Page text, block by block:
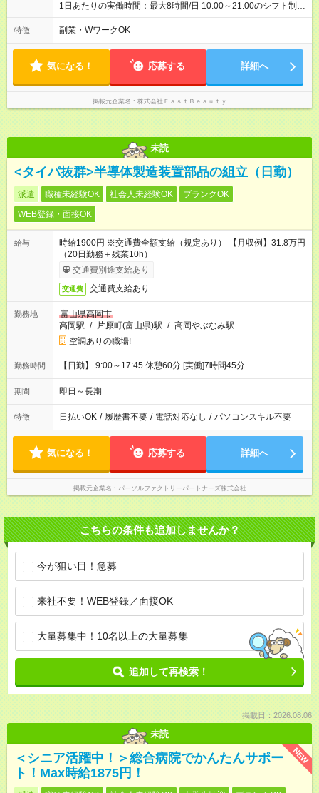
1日あたりの実働時間：最大8時間/日 10:00～21:00のシフト制
週2日～、1日5時間～OK シフトはご希望を伺いながら相談のう
え決定します 扶養内勤務・ダブルワークOK
特徴 副業・WワークOK
気になる！ 応募する 詳細へ
掲載元企業名 株式会社ＦａｓｔＢｅａｕｔｙ
未読
<タイパ抜群>半導体製造装置部品の組立（日勤）
派遣 職種未経験OK 社会人未経験OK
ブランクOK
WEB登録・面接OK
給与
時給1900円 ※交通費全額支給（規定あり） 【月収例】31.8万円
（20日勤務＋残業10h）
交通費別途支給あり
交通費 交通費支給あり
勤務地
富山県高岡市
高岡駅 / 片原町(富山県)駅 / 高岡やぶなみ駅
空調ありの職場!
勤務時間 【日勤】 9:00～17:45 休憩60分 [実働]7時間45分
期間 即日～長期
特徴 日払いOK / 履歴書不要 / 電話対応なし / パソコンスキル不要
気になる！ 応募する 詳細へ
掲載元企業名 パーソルファクトリーパートナーズ株式会社
こちらの条件も追加しませんか？
今が狙い目！急募
来社不要！WEB登録／面接OK
大量募集中！10名以上の大量募集
追加して再検索！
掲載日：2026.08.06
未読
NEW
＜シニア活躍中！＞総合病院でかんたんサポー
ト！Max時給1875円！